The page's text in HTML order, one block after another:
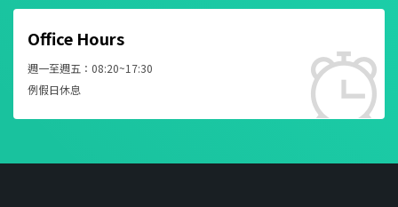
Office Hours
週一至週五：08:20~17:30
例假日休息